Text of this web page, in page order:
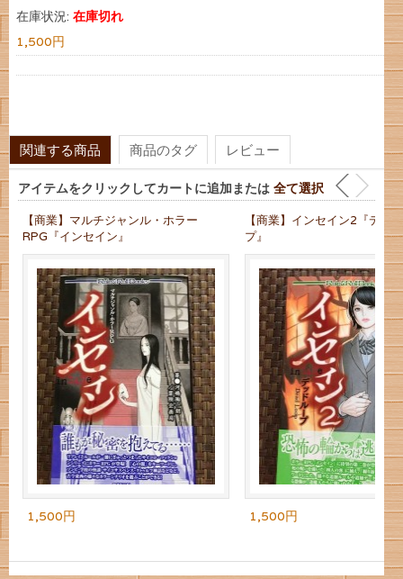
在庫状況:在庫切れ
1,500円
関連する商品 商品のタグ レビュー
アイテムをクリックしてカートに追加または 全て選択
【商業】マルチジャンル・ホラー
RPG『インセイン』
1,500円
【商業】インセイン2『デッ
プ』
1,500円